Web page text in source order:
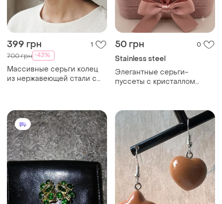
399 грн 1
700 грн -43%
Массивные серьги колец
из нержавеющей стали с
50 грн 0
Stainless steel
Элегантные серьги-
пуссеты с кристаллом